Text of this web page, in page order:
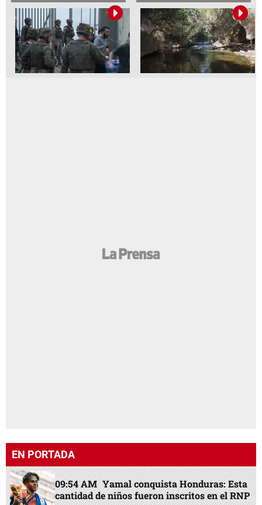
EN PORTADA
09:54 AM Yamal conquista Honduras: Esta
cantidad de niños fueron inscritos en el RNP